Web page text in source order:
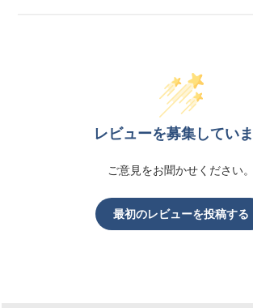
レビューを募集してい
ご意見をお聞かせください。
最初のレビューを投稿する